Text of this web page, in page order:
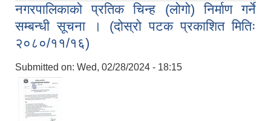
बारे सूचना
नगरपालिकाको प्रतिक चिन्ह (लोगो) निर्माण गर्ने
सम्बन्धी सूचना । (दोस्रो पटक प्रकाशित मितिः
२०८०/११/१६)
Submitted on: Wed, 02/28/2024 - 18:15